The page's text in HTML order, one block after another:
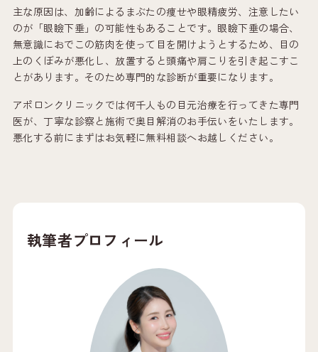
主な原因は、加齢によるまぶたの痩せや眼精疲労、注意したい
のが「眼瞼下垂」の可能性もあることです。眼瞼下垂の場合、
無意識におでこの筋肉を使って目を開けようとするため、目の
上のくぼみが悪化し、放置すると頭痛や肩こりを引き起こすこ
とがあります。そのため専門的な診断が重要になります。
アポロンクリニックでは何千人もの目元治療を行ってきた専門
医が、丁寧な診察と施術で奥目解消のお手伝いをいたします。
悪化する前にまずはお気軽に無料相談へお越しください。
執筆者プロフィール